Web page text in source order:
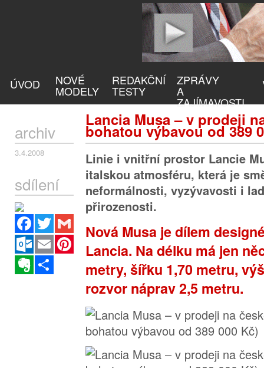
ÚVOD NOVÉ
MODELY
REDAKČNÍ
TESTY
ZPRÁVY
A
ZAJÍMAVOSTI
Lancia Musa – v prodeji
bohatou výbavou od 389
archiv
3.4.2008
sdílení
Facebook
Twitter
Outlook.com
Email
Pinterest
Evernote
Linie i vnitřní prostor Lancie
italskou atmosféru, která je
neformálnosti, vyzývavosti i
přirozenosti.
Nová Musa je dílem
Lancia. Na délku má jen
metry, šířku 1,70 metru,
rozvor náprav 2,5 metru.